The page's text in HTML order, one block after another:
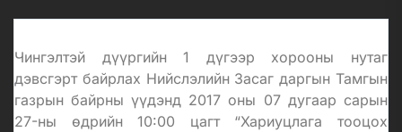
Чингэлтэй дүүргийн 1 дүгээр хорооны нутаг
дэвсгэрт байрлах Нийслэлийн Засаг даргын Тамгын
газрын байрны үүдэнд 2017 оны 07 дугаар сарын
27-ны өдрийн 10:00 цагт “Хариуцлага тооцох